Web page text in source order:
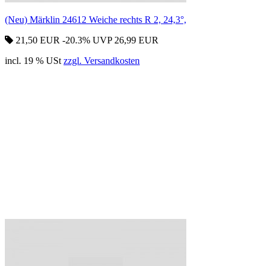
(Neu) Märklin 24612 Weiche rechts R 2, 24,3°,
21,50 EUR -20.3% UVP 26,99 EUR
incl. 19 % USt zzgl. Versandkosten